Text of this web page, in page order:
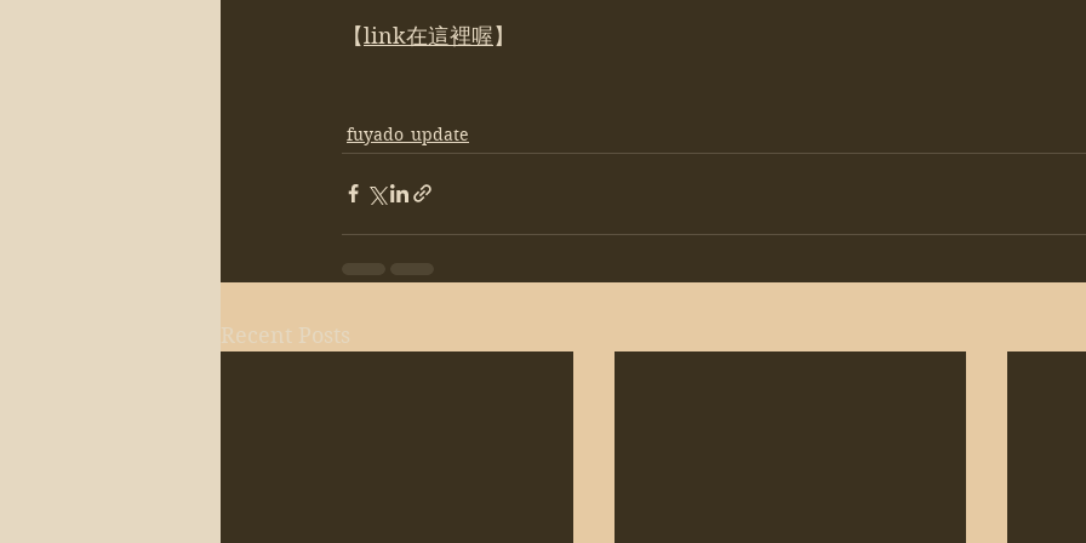
【link在這裡喔】
fuyado_update
Recent Posts